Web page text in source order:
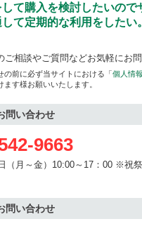
て購入を検討したいので
て定期的な利用をしたい。
ご相談やご質問などお気軽にお問
前に必ず当サイトにおける「個人情
ます様お願いいたします。
問い合わせ
9663
（月～金）10:00～17：00 ※祝
問い合わせ